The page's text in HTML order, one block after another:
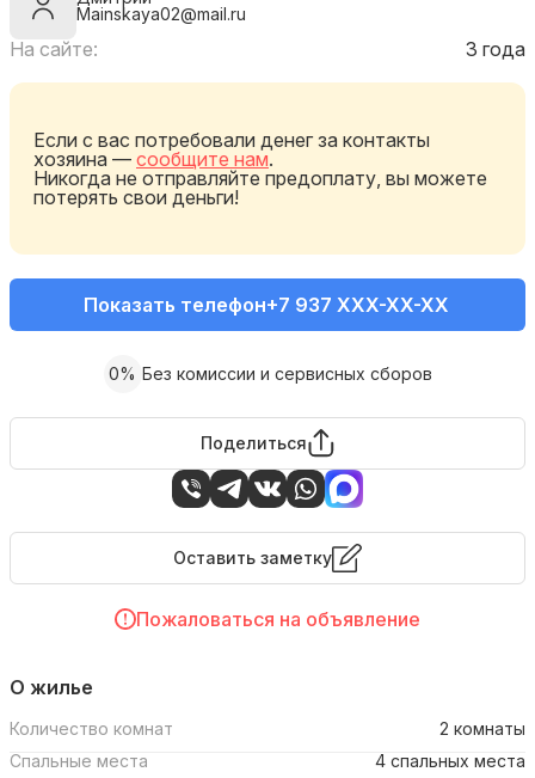
Mainskaya02@mail.ru
На сайте: 3 года
Если с вас потребовали денег за контакты
хозяина — сообщите нам.
Никогда не отправляйте предоплату, вы можете
потерять свои деньги!
Показать телефон+7 937 XXX-XX-XX
0% Без комиссии и сервисных сборов
Поделиться
Оставить заметку
Пожаловаться на объявление
О жилье
Количество комнат
2 комнаты
Спальные места
4 спальных места